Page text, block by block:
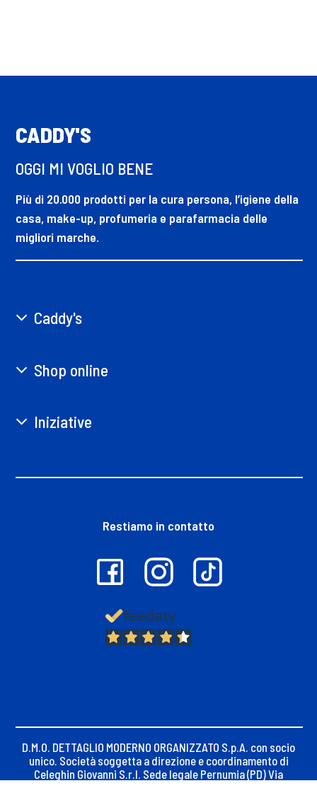
CADDY'S
OGGI MI VOGLIO BENE
Più di 20.000 prodotti per la cura persona, l’igiene della
casa, make-up, profumeria e parafarmacia delle
migliori marche.
Caddy's
Shop online
Iniziative
Restiamo in contatto
D.M.O. DETTAGLIO MODERNO ORGANIZZATO S.p.A. con socio
unico. Società soggetta a direzione e coordinamento di
Celeghin Giovanni S.r.l. Sede legale Pernumia (PD) Via